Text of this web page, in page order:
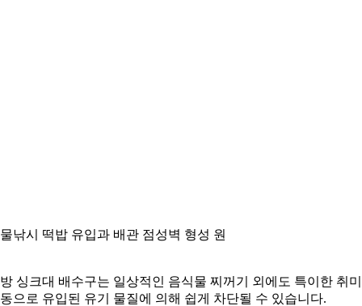
낚시 떡밥 유입과 배관 점성벽 형성 원
싱크대 배수구는 일상적인 음식물 찌꺼기 외에도 특이한 취미
으로 유입된 유기 물질에 의해 쉽게 차단될 수 있습니다.